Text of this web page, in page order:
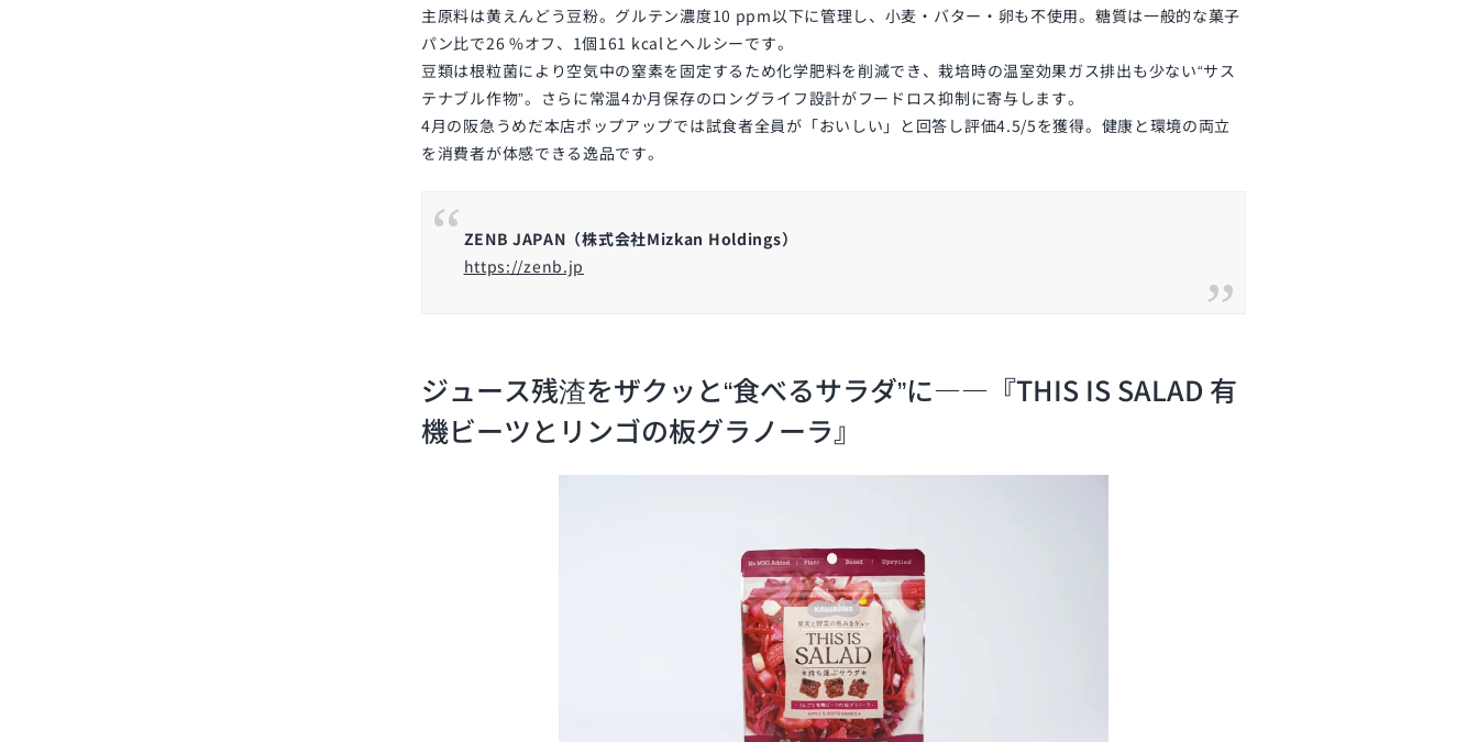
主原料は黄えんどう豆粉。グルテン濃度10 ppm以下に管理し、小麦・バター・卵も不使用。糖質は一般的な菓子
パン比で26 %オフ、1個161 kcalとヘルシーです。
豆類は根粒菌により空気中の窒素を固定するため化学肥料を削減でき、栽培時の温室効果ガス排出も少ない“サス
テナブル作物”。さらに常温4か月保存のロングライフ設計がフードロス抑制に寄与します。
4月の阪急うめだ本店ポップアップでは試食者全員が「おいしい」と回答し評価4.5/5を獲得。健康と環境の両立
を消費者が体感できる逸品です。
ZENB JAPAN（株式会社Mizkan Holdings）
https://zenb.jp
ジュース残渣をザクッと“食べるサラダ”に――『THIS IS SALAD 有
機ビーツとリンゴの板グラノーラ』